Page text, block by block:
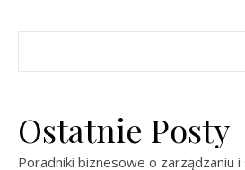
Ostatnie Posty
Poradniki biznesowe o zarządzaniu